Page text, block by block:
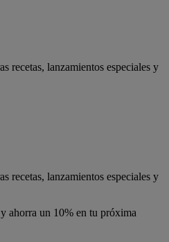
recetas, lanzamientos especiales y
recetas, lanzamientos especiales y
ahorra un 10% en tu próxima